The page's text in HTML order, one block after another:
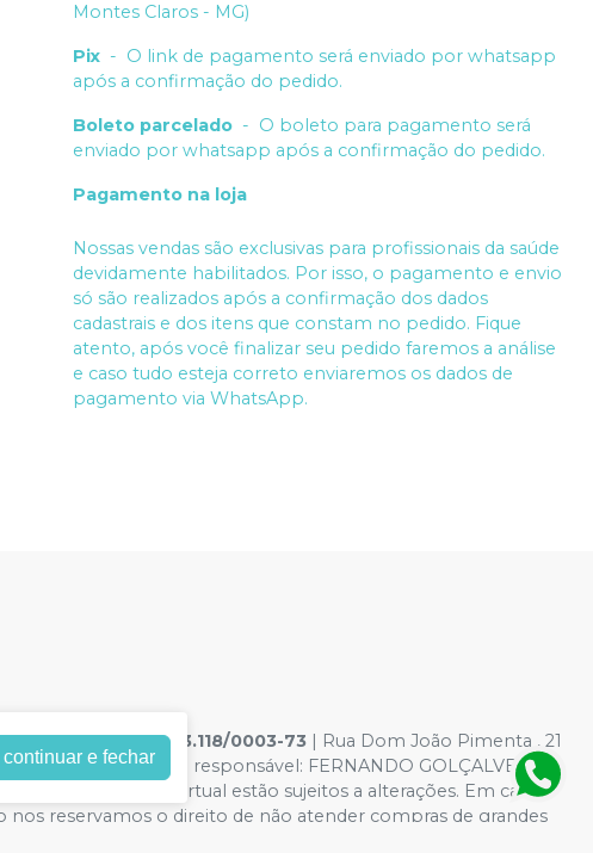
Montes Claros - MG)
Pix - O link de pagamento será enviado por whatsapp
após a confirmação do pedido.
Boleto parcelado - O boleto para pagamento será
enviado por whatsapp após a confirmação do pedido.
Pagamento na loja
Nossas vendas são exclusivas para profissionais da saúde
devidamente habilitados. Por isso, o pagamento e envio
só são realizados após a confirmação dos dados
cadastrais e dos itens que constam no pedido. Fique
atento, após você finalizar seu pedido faremos a análise
e caso tudo esteja correto enviaremos os dados de
pagamento via WhatsApp.
|03.513.118/0003-73 | Rua Dom João Pimenta , 21
8 - Farmacêutico responsável: FERNANDO GOLÇALVES
condições da loja virtual estão sujeitos a alterações. Em caso
reservamos o direito de não atender compras de grandes
continuar e fechar